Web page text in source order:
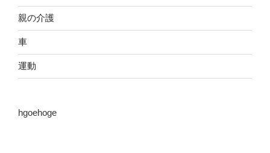
親の介護
車
運動
hgoehoge